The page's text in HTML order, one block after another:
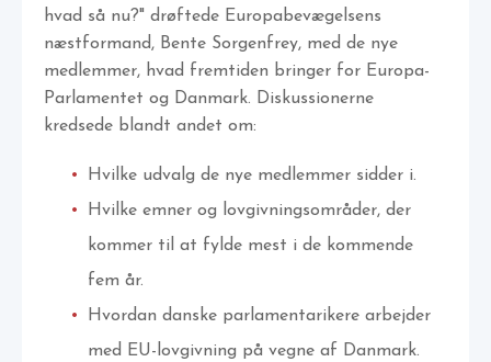
hvad så nu?" drøftede Europabevægelsens
næstformand, Bente Sorgenfrey, med de nye
medlemmer, hvad fremtiden bringer for Europa-
Parlamentet og Danmark. Diskussionerne
kredsede blandt andet om:
Hvilke udvalg de nye medlemmer sidder i.
Hvilke emner og lovgivningsområder, der
kommer til at fylde mest i de kommende
fem år.
Hvordan danske parlamentarikere arbejder
med EU-lovgivning på vegne af Danmark.